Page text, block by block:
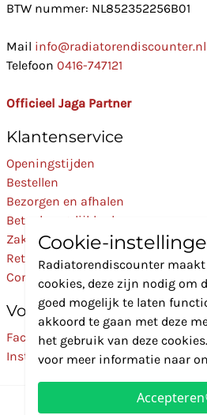
BTW nummer: NL852352256B01
Mail info@radiatorendiscounter.nl
Telefoon 0416-747121
Officieel Jaga Partner
Klantenservice
Openingstijden
Bestellen
Bezorgen en afhalen
Betaalmogelijkheden
Zakelijk
Retourneren
Contact
Volg Ons
Facebook
Instagram
Cookie-
Radiatorendiscounter
cookies, deze zijn nodig om
goed mogelijk te laten
akkoord te gaan met deze
het gebruik van deze
voor meer informatie naar
Accepteren